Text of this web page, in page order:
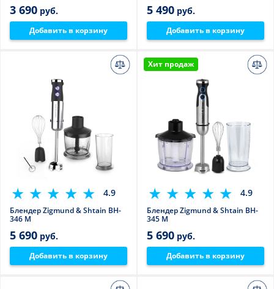
3 690 руб.
Добавить в корзину
5 490 руб.
Добавить в корзину
4.9
Блендер Zigmund & Shtain BH-
346 M
5 690 руб.
Добавить в корзину
Хит продаж
4.9
Блендер Zigmund & Shtain BH-
345 M
5 690 руб.
Добавить в корзину